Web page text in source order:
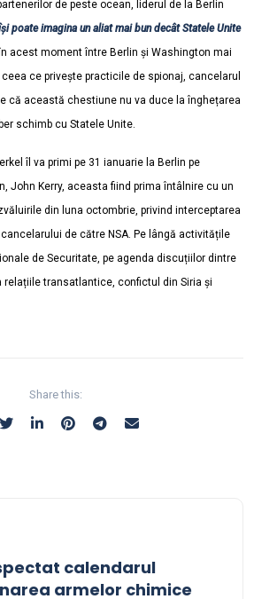
de peste ocean, liderul de la Berlin
poate imagina un aliat mai bun decât Statele Unite
acest moment între Berlin și Washington mai
ce privește practicile de spionaj, cancelarul
că această chestiune nu va duce la înghețarea
schimb cu Statele Unite.
îl va primi pe 31 ianuarie la Berlin pe
John Kerry, aceasta fiind prima întâlnire cu un
din luna octombrie, privind interceptarea
de către NSA. Pe lângă activitățile
de Securitate, pe agenda discuțiilor dintre
relațiile transatlantice, confictul din Siria și
Share this:
calendarul
armelor chimice